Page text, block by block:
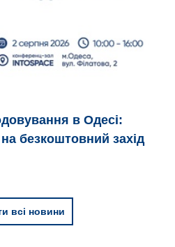
станів
в Одесі:
безкоштовний захід
всі новини